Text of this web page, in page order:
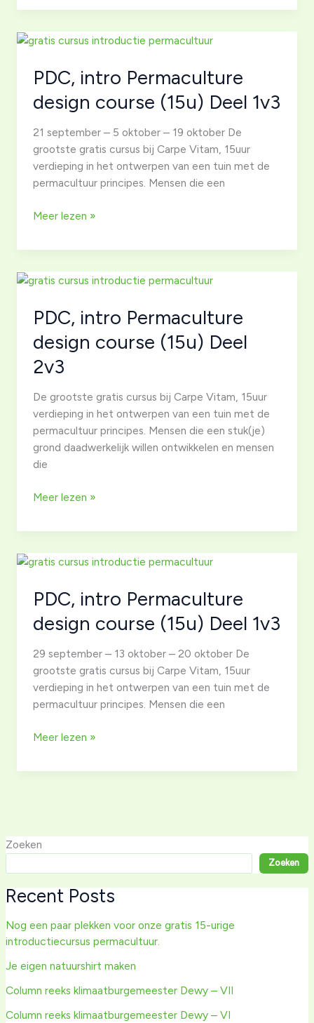
Permaculture
course
Deel
2v3
PDC, intro Permaculture
design course (15u) Deel 1v3
21 september – 5 oktober – 19 oktober De
grootste gratis cursus bij Carpe Vitam, 15uur
verdieping in het ontwerpen van een tuin met de
permacultuur principes. Mensen die een
PDC,
Permaculture
course
Deel
1v3
Meer lezen »
PDC, intro Permaculture
design course (15u) Deel
2v3
De grootste gratis cursus bij Carpe Vitam, 15uur
verdieping in het ontwerpen van een tuin met de
permacultuur principes. Mensen die een stuk(je)
grond daadwerkelijk willen ontwikkelen en mensen
die
PDC,
Permaculture
course
Deel
2v3
Meer lezen »
PDC, intro Permaculture
design course (15u) Deel 1v3
29 september – 13 oktober – 20 oktober De
grootste gratis cursus bij Carpe Vitam, 15uur
verdieping in het ontwerpen van een tuin met de
permacultuur principes. Mensen die een
PDC,
Permaculture
Deel
1v3
Meer lezen »
Zoeken
Zoeken
Recent Posts
Nog een paar plekken voor onze gratis 15-urige
introductiecursus permacultuur.
Je eigen natuurshirt maken
Column reeks klimaatburgemeester Dewy – VII
Column reeks klimaatburgemeester Dewy – VI